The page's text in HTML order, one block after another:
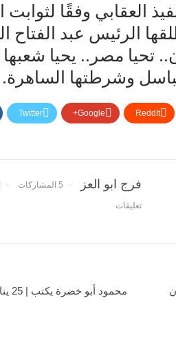
العقابي وفقًا لثوابت
الرئيس عبد
مصر.. يحيا شعبها
وشرطتها الساهرة.
Twitter Google+ ReddIt
فرج ابو العز 5 المشاركات
تعليقات